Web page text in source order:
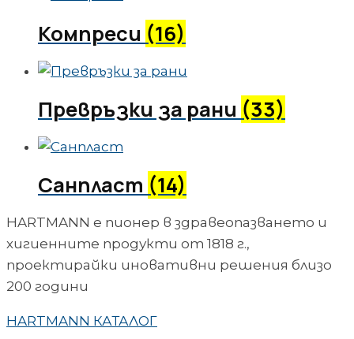
Компреси (16)
Превръзки за рани (33)
Санпласт (14)
HARTMANN е пионер в здравеопазването и
хигиенните продукти от 1818 г.,
проектирайки иновативни решения близо
200 години
HARTMANN КАТАЛОГ